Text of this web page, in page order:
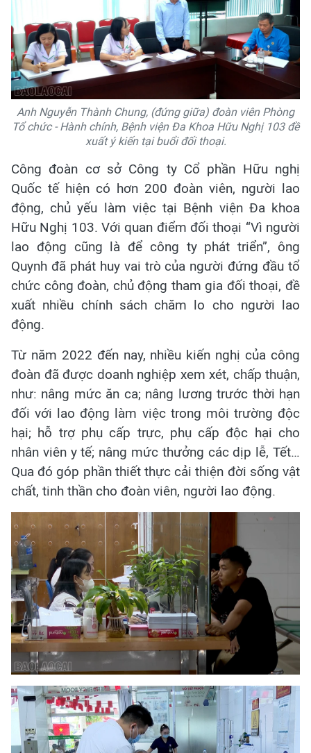
Anh Nguyễn Thành Chung, (đứng giữa) đoàn viên Phòng
Tổ chức - Hành chính, Bệnh viện Đa Khoa Hữu Nghị 103 đề
xuất ý kiến tại buổi đối thoại.
Công đoàn cơ sở Công ty Cổ phần Hữu nghị
Quốc tế hiện có hơn 200 đoàn viên, người lao
động, chủ yếu làm việc tại Bệnh viện Đa khoa
Hữu Nghị 103. Với quan điểm đối thoại “Vì người
lao động cũng là để công ty phát triển”, ông
Quynh đã phát huy vai trò của người đứng đầu tổ
chức công đoàn, chủ động tham gia đối thoại, đề
xuất nhiều chính sách chăm lo cho người lao
động.
Từ năm 2022 đến nay, nhiều kiến nghị của công
đoàn đã được doanh nghiệp xem xét, chấp thuận,
như: nâng mức ăn ca; nâng lương trước thời hạn
đối với lao động làm việc trong môi trường độc
hại; hỗ trợ phụ cấp trực, phụ cấp độc hại cho
nhân viên y tế; nâng mức thưởng các dịp lễ, Tết…
Qua đó góp phần thiết thực cải thiện đời sống vật
chất, tinh thần cho đoàn viên, người lao động.